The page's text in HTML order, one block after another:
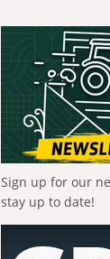
Sign up for our
stay up to date!